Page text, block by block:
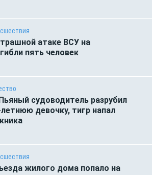
атаке ВСУ на
пять человек
судоводитель разрубил
девочку, тигр напал
жилого дома попало на